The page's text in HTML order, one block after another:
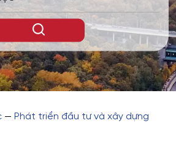
— Phát triển đầu tư và xây dựng